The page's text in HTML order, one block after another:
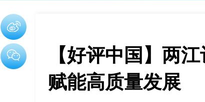
【好评中国】两
赋能高质量发展